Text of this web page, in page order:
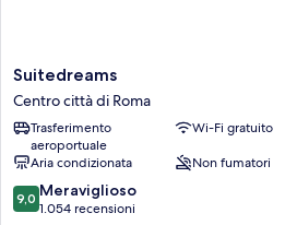
Suitedreams
Centro
città
di
Roma
Suitedreams
Centro città di Roma
Trasferimento
aeroportuale
Wi-Fi gratuito
Aria condizionata
Non fumatori
9.0
su
9,0 Meraviglioso
1.054 recensioni